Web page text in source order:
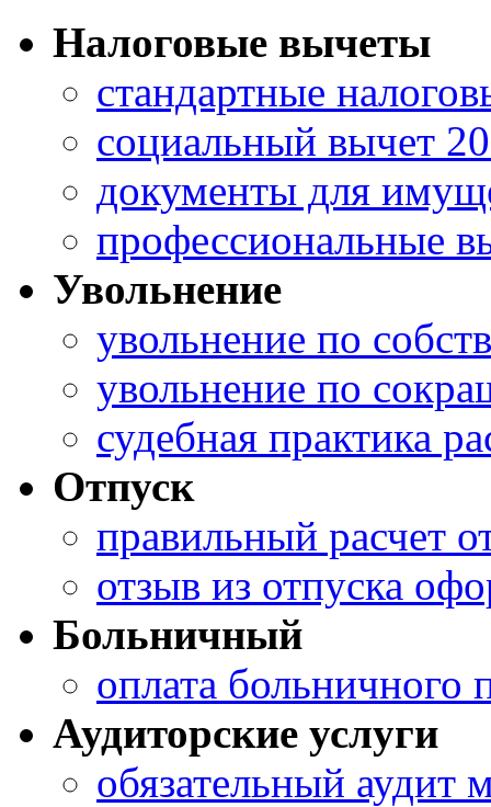
Налоговые вычеты
стандартные
социальный вычет
документы для
профессиональные
Увольнение
увольнение по
увольнение по
судебная практика
Отпуск
правильный расчет
отзыв из отпуска
Больничный
оплата больничного
Аудиторские услуги
обязательный аудит